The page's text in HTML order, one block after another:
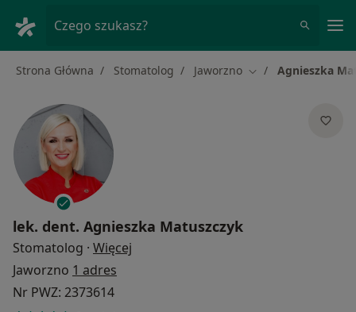
Czego szukasz?
Strona Główna Stomatolog Jaworzno Zmień miasto
Agnieszka
lek. dent. Agnieszka Matuszczyk
Stomatolog · Więcej
Jaworzno 1 adres
Nr PWZ: 2373614